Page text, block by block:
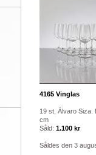
4165Vinglas
19 st, Álvaro Siza.
cm
Såld: 1.100 kr
Såldes den 3